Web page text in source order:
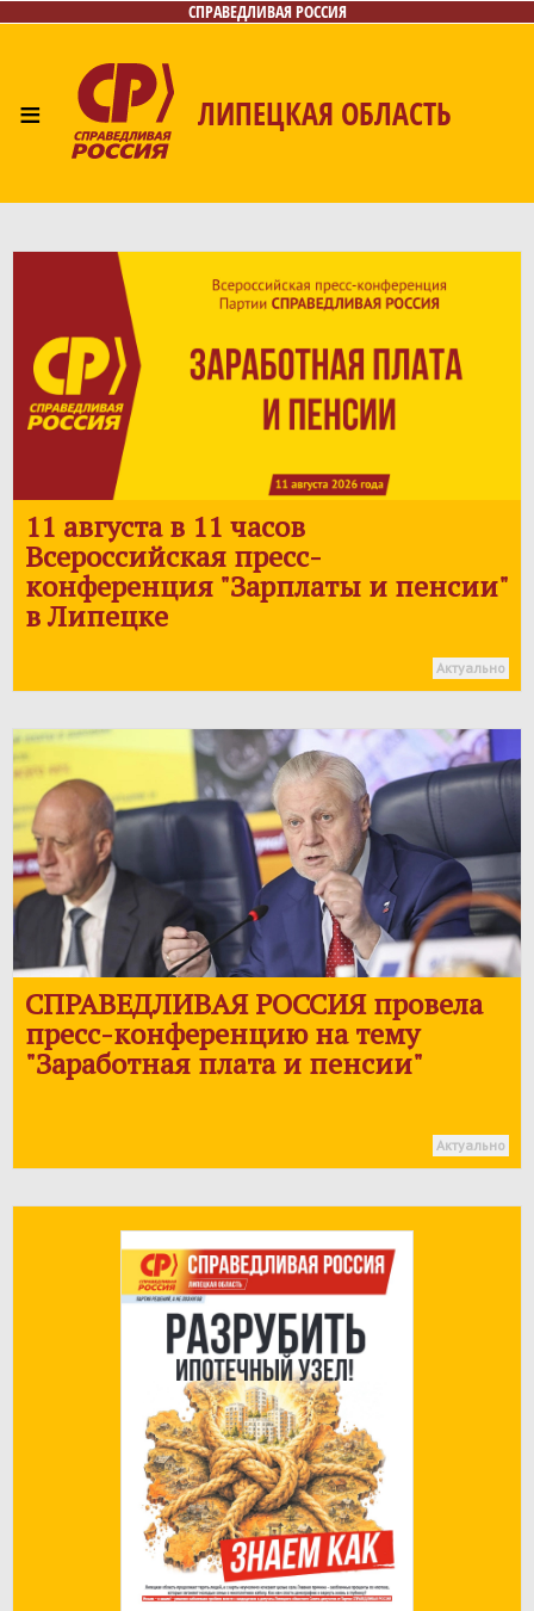
СПРАВЕДЛИВАЯ РОССИЯ
≡ ЛИПЕЦКАЯ ОБЛАСТЬ
Контакты
11 августа в 11 часов
Всероссийская пресс-
конференция "Зарплаты и пенсии"
в Липецке
Актуально
СПРАВЕДЛИВАЯ РОССИЯпровела
пресс-конференцию на тему
"Заработная плата и пенсии"
Актуально